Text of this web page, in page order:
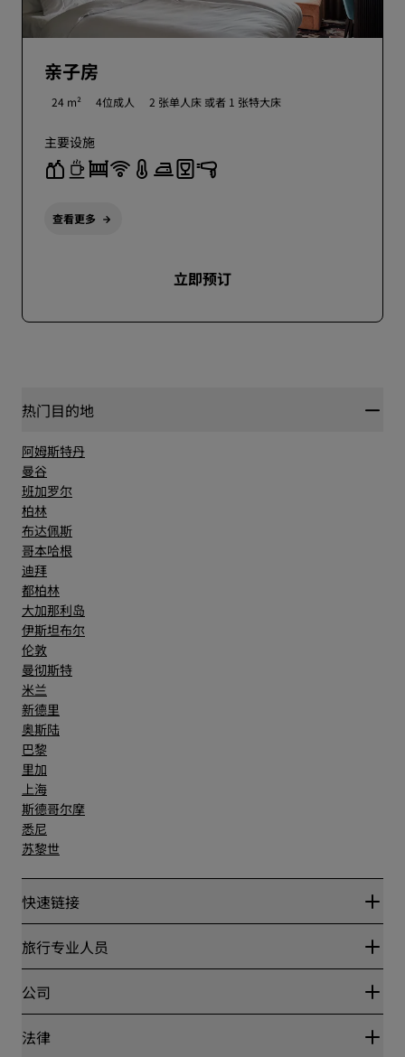
亲子房
24 m² 4位成人 2 张单人床 或者 1 张特大床
主要设施
查看更多
立即预订
热门目的地
阿姆斯特丹
曼谷
班加罗尔
柏林
布达佩斯
哥本哈根
迪拜
都柏林
大加那利岛
伊斯坦布尔
伦敦
曼彻斯特
米兰
新德里
奥斯陆
巴黎
里加
上海
斯德哥尔摩
悉尼
苏黎世
快速链接
丽赏会
Blog
目的地
丽笙酒店集团APP
旅行专业人员
合作伙伴
公司
丽笙酒店集团
法律